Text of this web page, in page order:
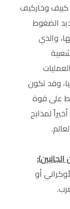
كييف وخاركيف
الضغوط
والذي
وقد تكون
على قوة
لمذابح
:
أو